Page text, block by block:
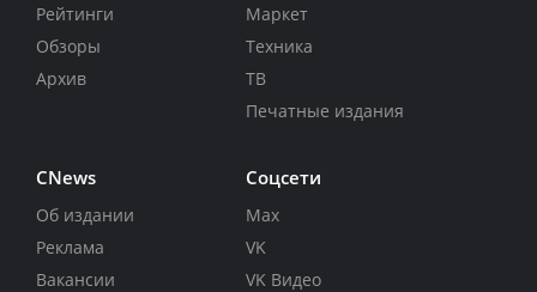
Рейтинги
Обзоры
Архив
Маркет
Техника
ТВ
Печатные издания
CNews
Об издании
Реклама
Вакансии
Соцсети
Max
VK
VK Видео